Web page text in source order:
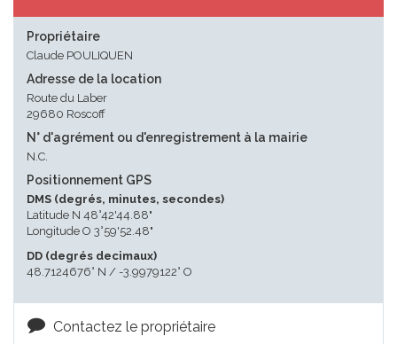
Propriétaire
Claude POULIQUEN
Adresse de la location
Route du Laber
29680 Roscoff
N° d'agrément ou d'enregistrement à la mairie
N.C.
Positionnement GPS
DMS (degrés, minutes, secondes)
Latitude N 48°42'44.88"
Longitude O 3°59'52.48"
DD (degrés decimaux)
48.7124676° N / -3.9979122° O
Contactez le propriétaire